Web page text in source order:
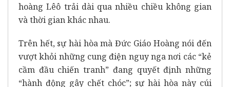
hoàng Lêô trải dài qua nhiều chiều không gian
và thời gian khác nhau.
Trên hết, sự hài hòa mà Đức Giáo Hoàng nói đến
vượt khỏi những cung điện nguy nga nơi các “kẻ
cầm đầu chiến tranh” đang quyết định những
“hành động gây chết chóc”; sự hài hòa này cúi